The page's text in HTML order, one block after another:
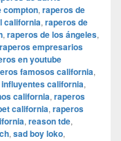
compton, raperos de
california, raperos de
, raperos de los ángeles,
raperos empresarios
en youtube
famosos california,
california,
california, raperos
california, raperos
, reason tde,
, sad boy loko,